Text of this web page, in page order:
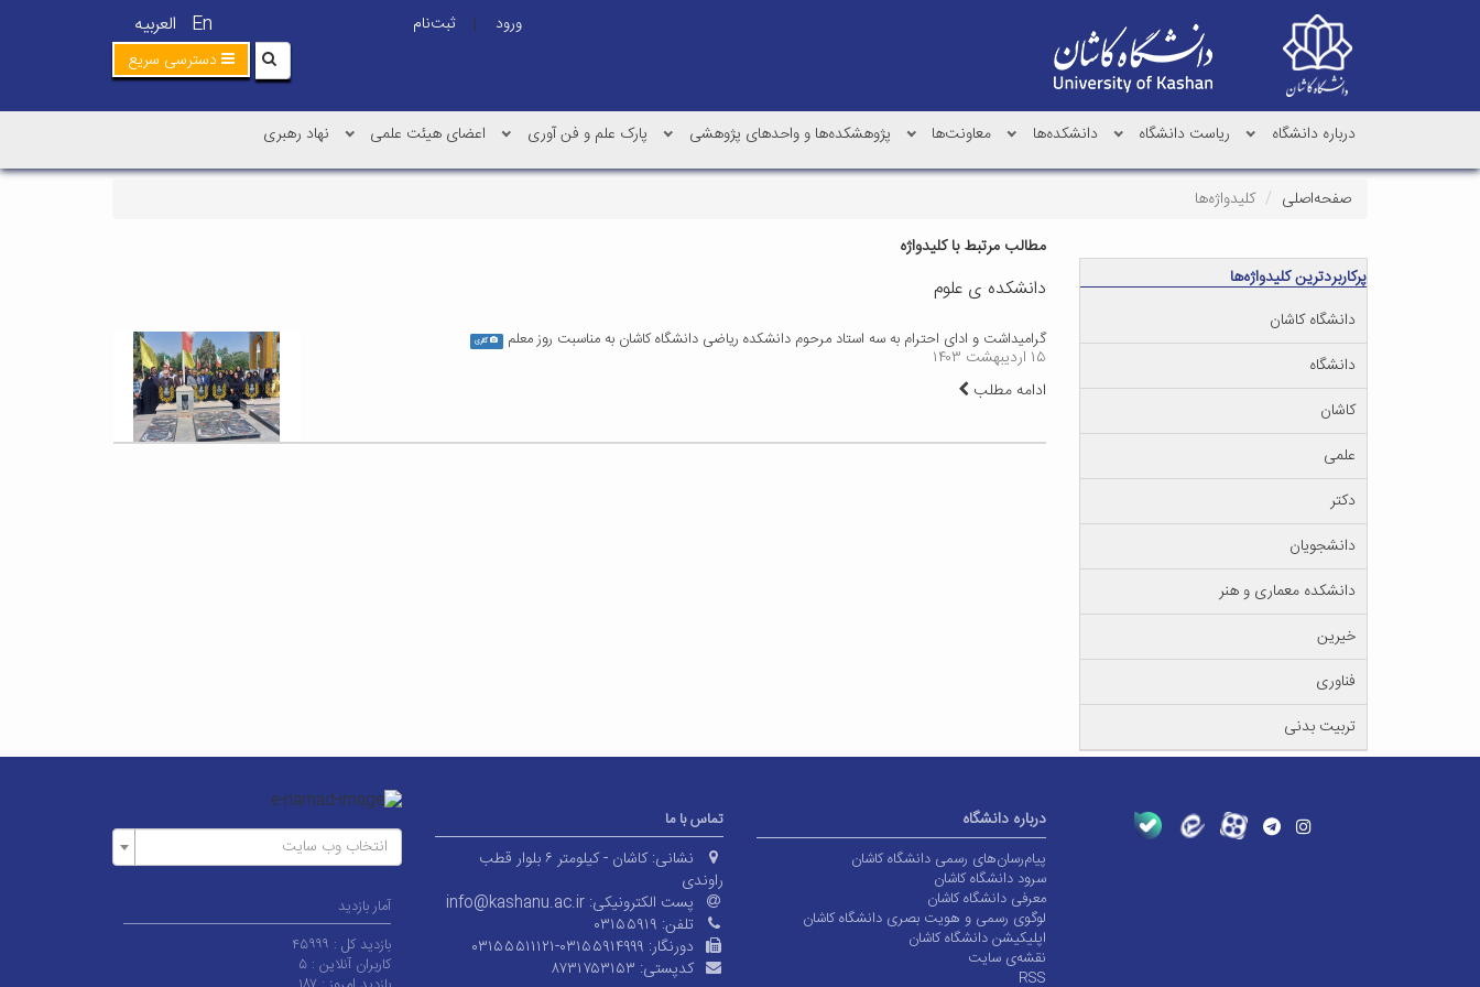
En العربیه ورود |
ثبت‌نام
دسترسی سریع
درباره دانشگاه ریاست دانشگاه دانشکده‌ها معاونت‌ها پژوهشکده‌ها و واحدهای پژوهشی پارک علم و فن آوری اعضای هیئت علمی نهاد رهبری
صفحه‌اصلی
کلیدواژه‌ها
مطالب مرتبط با کلیدواژه
دانشکده ی علوم
گرامیداشت و ادای احترام به سه استاد مرحوم دانشکده ریاضی دانشگاه کاشان به مناسبت روز معلم گالری
۱۵ اردیبهشت ۱۴۰۳
ادامه مطلب
پرکاربردترین کلیدواژه‌ها
دانشگاه کاشان
دانشگاه
کاشان
علمی
دکتر
دانشجویان
دانشکده معماری و هنر
خیرین
فناوری
تربیت بدنی
درباره دانشگاه
پیام‌رسان‌های رسمی دانشگاه کاشان
سرود دانشگاه کاشان
معرفی دانشگاه کاشان
لوگوی رسمی و هویت بصری دانشگاه کاشان
اپلیکیشن دانشگاه کاشان
نقشه‌ی سایت
RSS
تماس با ما
نشانی:
کاشان - کیلومتر ۶ بلوار قطب
راوندی
پست الکترونیکی: info@kashanu.ac.ir
تلفن: ۰۳۱۵۵۹۱۹
دورنگار: ۰۳۱۵۵۵۱۱۱۲۱-۰۳۱۵۵۹۱۴۹۹۹
کدپستی: ۸۷۳۱۷۵۳۱۵۳
انتخاب وب سایت
آمار بازدید
بازدید کل : ۴۵۹۹۹
کاربران آنلاین :۵